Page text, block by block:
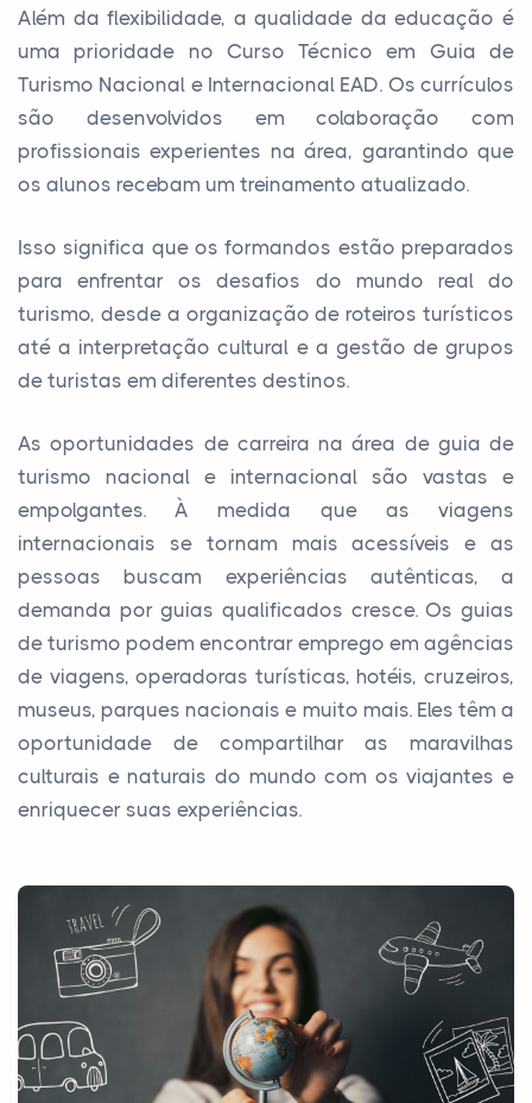
Além da flexibilidade, a qualidade da educação é
uma prioridade no Curso Técnico em Guia de
Turismo Nacional e Internacional EAD. Os currículos
são desenvolvidos em colaboração com
profissionais experientes na área, garantindo que
os alunos recebam um treinamento atualizado.
Isso significa que os formandos estão preparados
para enfrentar os desafios do mundo real do
turismo, desde a organização de roteiros turísticos
até a interpretação cultural e a gestão de grupos
de turistas em diferentes destinos.
As oportunidades de carreira na área de guia de
turismo nacional e internacional são vastas e
empolgantes. À medida que as viagens
internacionais se tornam mais acessíveis e as
pessoas buscam experiências autênticas, a
demanda por guias qualificados cresce. Os guias
de turismo podem encontrar emprego em agências
de viagens, operadoras turísticas, hotéis, cruzeiros,
museus, parques nacionais e muito mais. Eles têm a
oportunidade de compartilhar as maravilhas
culturais e naturais do mundo com os viajantes e
enriquecer suas experiências.